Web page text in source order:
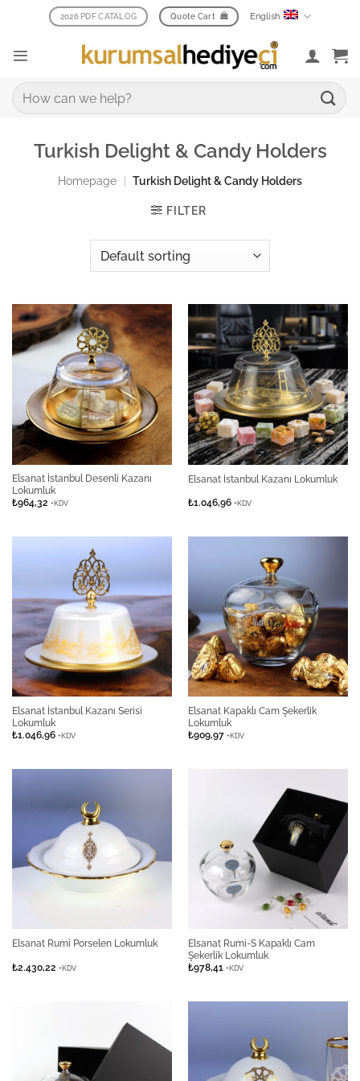
2026 PDF CATALOG Quote Cart English
Search
for:
Turkish Delight & Candy Holders
Homepage Turkish Delight & Candy Holders
FILTER
Elsanat İstanbul Desenli Kazanı
Lokumluk
₺964,32 +KDV
Elsanat İstanbul Kazanı Lokumluk
₺1.046,96 +KDV
Elsanat İstanbul Kazanı Serisi
Lokumluk
₺1.046,96 +KDV
Elsanat Kapaklı Cam Şekerlik
Lokumluk
₺909,97 +KDV
Elsanat Rumi Porselen Lokumluk
₺2.430,22 +KDV
Elsanat Rumi-S Kapaklı Cam
Şekerlik Lokumluk
₺978,41 +KDV